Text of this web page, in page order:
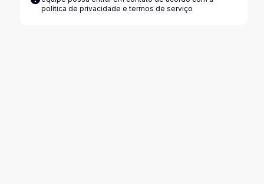
política de privacidade e termos de serviço